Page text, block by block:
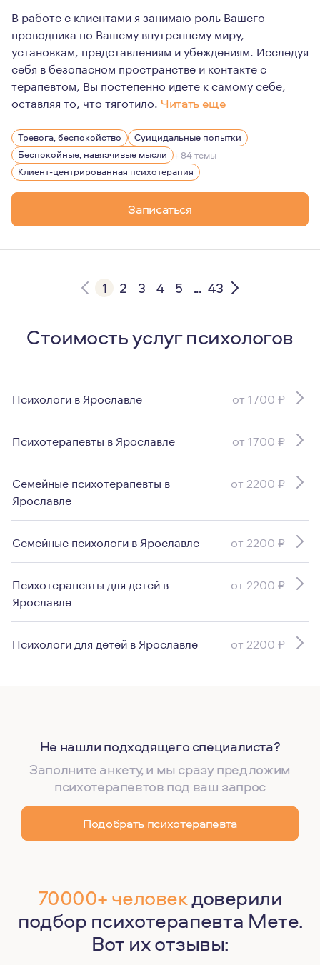
В работе с клиентами я занимаю роль Вашего
проводника по Вашему внутреннему миру,
установкам, представлениям и убеждениям. Исследуя
себя в безопасном пространстве и контакте с
терапевтом, Вы постепенно идете к самому себе,
оставляя то, что тяготило. Читать еще
Психология - важная и невероятно значимая часть
Помимо психологии, я очень люблю горы, Кавказ,
Тревога, беспокойство
Суицидальные попытки
Беспокойные, навязчивые мысли + 84 темы
Клиент-центрированная психотерапия
Записаться
1 2 3 4 5 ... 43
Стоимость услуг психологов
Психологи в Ярославле от 1700 ₽
Психотерапевты в Ярославле от 1700 ₽
Семейные психотерапевты в
Ярославле
от 2200 ₽
Семейные психологи в Ярославле от 2200 ₽
Психотерапевты для детей в
Ярославле
от 2200 ₽
Психологи для детей в Ярославле от 2200 ₽
Не нашли подходящего специалиста?
Заполните анкету, и мы сразу предложим
психотерапевтов под ваш запрос
Подобрать психотерапевта
70000+ человекдоверили
подбор психотерапевта Мете.
Вот их отзывы: